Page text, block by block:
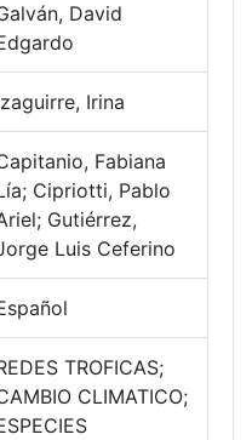
David
Irina
Fabiana
Cipriotti, Pablo
Gutiérrez,
Luis Ceferino
TROFICAS;
CLIMATICO;